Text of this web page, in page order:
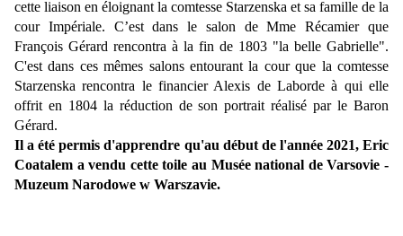
cette liaison en éloignant la comtesse Starzenska et sa famille de la
cour Impériale. C’est dans le salon de Mme Récamier que
François Gérard rencontra à la fin de 1803 "la belle Gabrielle".
C'est dans ces mêmes salons entourant la cour que la comtesse
Starzenska rencontra le financier Alexis de Laborde à qui elle
offrit en 1804 la réduction de son portrait réalisé par le Baron
Gérard.
Il a été permis d'apprendre qu'au début de l'année 2021, Eric
Coatalem a vendu cette toile au Musée national de Varsovie -
Muzeum Narodowe w Warszavie.